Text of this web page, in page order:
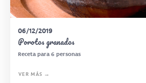
06/12/2019
Porotos granados
Receta para 6 personas
VER MÁS →